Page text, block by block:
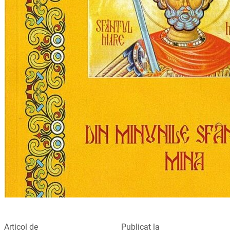
Articol de Publicat la